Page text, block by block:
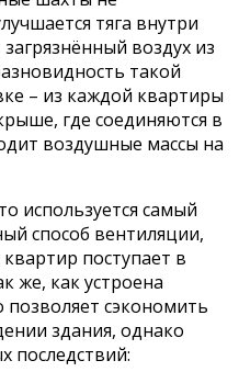
тяга внутри
воздух из
такой
– из каждой квартиры
где соединяются в
воздушные массы на
используется самый
способ вентиляции,
поступает в
же, как устроена
сэкономить
здания, однако
последствий: